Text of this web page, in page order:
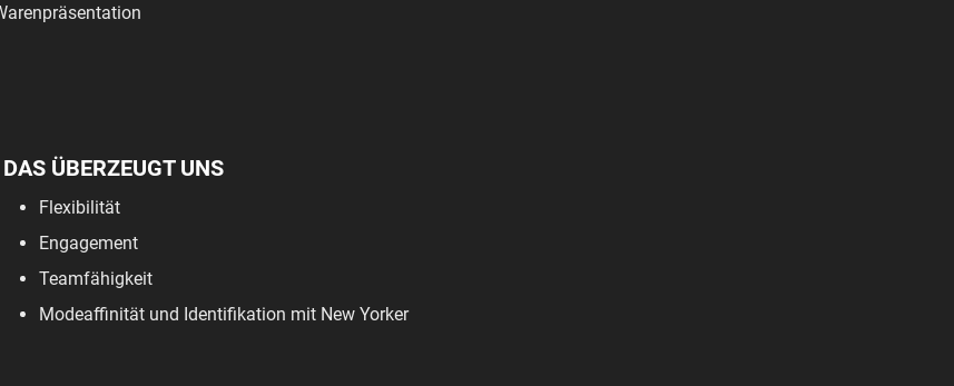
DAS ÜBERZEUGT UNS
Flexibilität
Engagement
Teamfähigkeit
Modeaffinität und Identifikation mit New Yorker